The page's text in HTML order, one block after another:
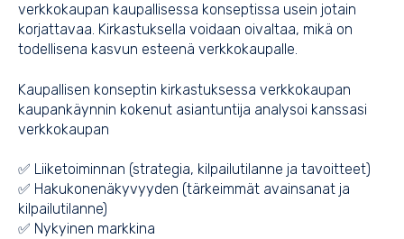
verkkokaupan kaupallisessa konseptissa usein jotain
korjattavaa. Kirkastuksella voidaan oivaltaa, mikä on
todellisena kasvun esteenä verkkokaupalle.
Kaupallisen konseptin kirkastuksessa verkkokaupan
kaupankäynnin kokenut asiantuntija analysoi kanssasi
verkkokaupan
✅ Liiketoiminnan (strategia, kilpailutilanne ja tavoitteet)
✅ Hakukonenäkyvyyden (tärkeimmät avainsanat ja
kilpailutilanne)
✅ Nykyinen markkina